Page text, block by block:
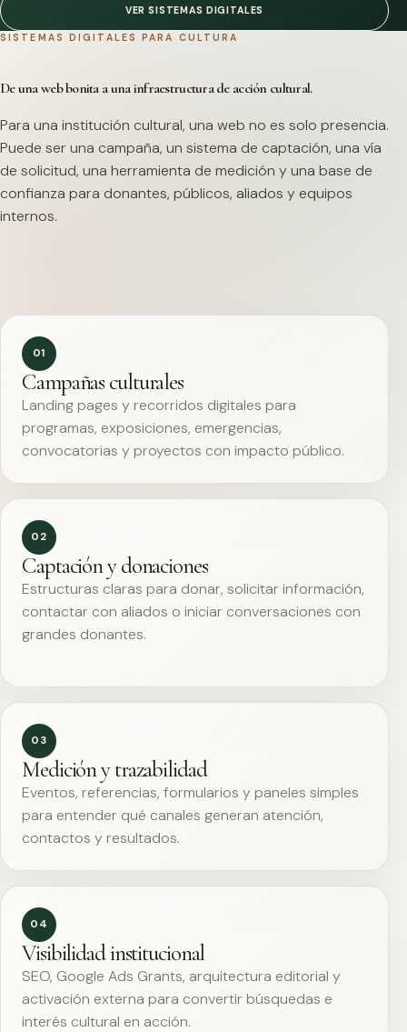
VER SISTEMAS DIGITALES
SISTEMAS DIGITALES PARA CULTURA
De una web bonita a una infraestructura de acción cultural.
Para una institución cultural, una web no es solo presencia.
Puede ser una campaña, un sistema de captación, una vía
de solicitud, una herramienta de medición y una base de
confianza para donantes, públicos, aliados y equipos
internos.
01
Campañas culturales
Landing pages y recorridos digitales para
programas, exposiciones, emergencias,
convocatorias y proyectos con impacto público.
02
Captación y donaciones
Estructuras claras para donar, solicitar información,
contactar con aliados o iniciar conversaciones con
grandes donantes.
03
Medición y trazabilidad
Eventos, referencias, formularios y paneles simples
para entender qué canales generan atención,
contactos y resultados.
04
Visibilidad institucional
SEO, Google Ads Grants, arquitectura editorial y
activación externa para convertir búsquedas e
interés cultural en acción.